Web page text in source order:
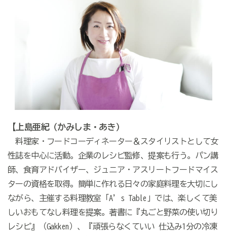
【上島亜紀（かみしま・あき）
料理家・フードコーディネーター＆スタイリストとして女
性誌を中心に活動。企業のレシピ監修、提案も行う。パン講
師、食育アドバイザー、ジュニア・アスリートフードマイス
ターの資格を取得。簡単に作れる日々の家庭料理を大切にし
ながら、主催する料理教室「A’s Table」では、楽しくて美
しいおもてなし料理を提案。著書に『丸ごと野菜の使い切り
レシピ』（Gakken）、『頑張らなくていい 仕込み1分の冷凍